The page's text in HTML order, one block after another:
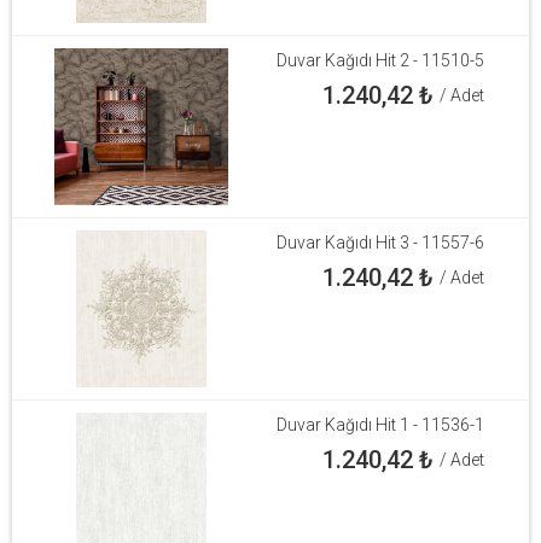
Duvar Kağıdı Hit 2 - 11510-5
1.240,42₺ / Adet
Duvar Kağıdı Hit 3 - 11557-6
1.240,42₺ / Adet
Duvar Kağıdı Hit 1 - 11536-1
1.240,42₺ / Adet